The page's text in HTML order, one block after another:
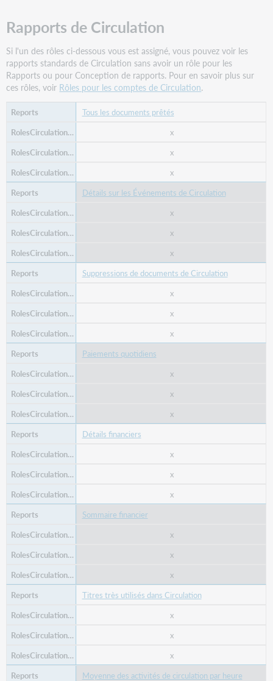
Rapports de Circulation
Si l'un des rôles ci-dessous vous est assigné, vous pouvez voir les
rapports standards de Circulation sans avoir un rôle pour les
Rapports ou pour Conception de rapports. Pour en savoir plus sur
ces rôles, voir Rôles pour les comptes de Circulation.
Tous les documents prêtés
x
x
x
Détails sur les Événements de Circulation
x
x
x
Suppressions de documents de Circulation
x
x
x
Paiements quotidiens
x
x
x
Détails financiers
x
x
x
Sommaire financier
x
x
x
Titres très utilisés dans Circulation
x
x
x
Moyenne des activités de circulation par heure